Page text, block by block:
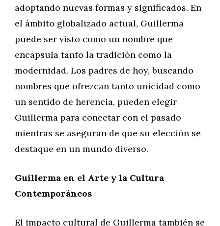
adoptando nuevas formas y significados. En
el ámbito globalizado actual, Guillerma
puede ser visto como un nombre que
encapsula tanto la tradición como la
modernidad. Los padres de hoy, buscando
nombres que ofrezcan tanto unicidad como
un sentido de herencia, pueden elegir
Guillerma para conectar con el pasado
mientras se aseguran de que su elección se
destaque en un mundo diverso.
Guillerma en el Arte y la Cultura
Contemporáneos
El impacto cultural de Guillerma también se